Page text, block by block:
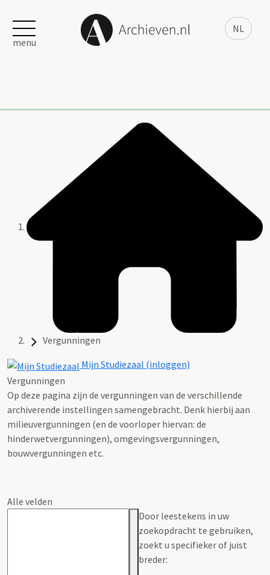
NL
menu
Vergunningen
Mijn Studiezaal (inloggen)
Vergunningen
Op deze pagina zijn de vergunningen van de verschillende
archiverende instellingen samengebracht. Denk hierbij aan
milieuvergunningen (en de voorloper hiervan: de
hinderwetvergunningen), omgevingsvergunningen,
bouwvergunningen etc.
Alle velden
Door leestekens in uw
zoekopdracht te gebruiken,
zoekt u specifieker of juist
breder: